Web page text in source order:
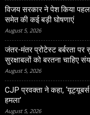
विजय सरकार ने पेश किया
समेत की कई बड़ी घोषणाएं
August 5, 2026
जंतर-मंतर प्रोटेस्‍ट बर्बरता पर
सुरक्षाबलों को बरतना चाहिए
August 5, 2026
CJP प्रवक्ता ने कहा,
हमला’
August 5, 2026